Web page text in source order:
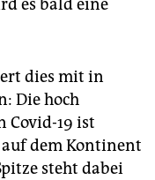
es bald eine
dies mit in
Die hoch
Covid-19 ist
dem Kontinent
steht dabei